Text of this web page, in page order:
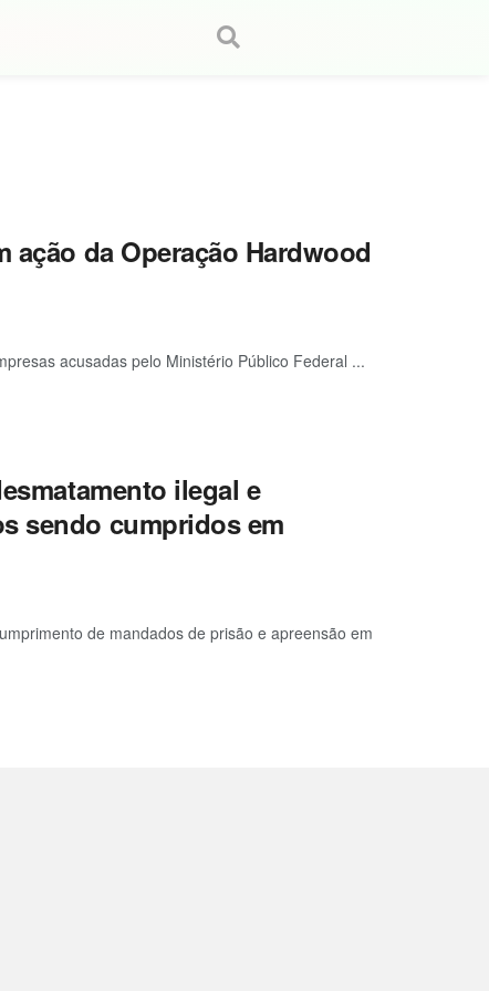
ação da Operação Hardwood
acusadas pelo Ministério Público Federal ...
ilegal e
sendo cumpridos em
de mandados de prisão e apreensão em